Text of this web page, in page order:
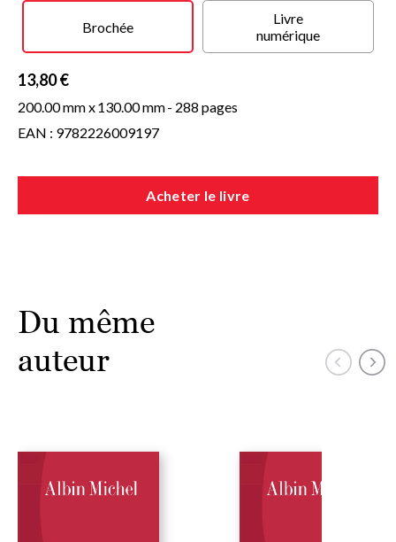
enthousiasmes et toutes les colères de Charles Le Quintrec,
un Le Quintrec assez différent de ce qu'on croit savoir de lui,
mais dont le style possède toujours la même pureté
Brochée
Livre
numérique
13,80 €
200.00 mm x130.00 mm- 288 pages
EAN : 9782226009197
Acheter le livre
Du même
auteur